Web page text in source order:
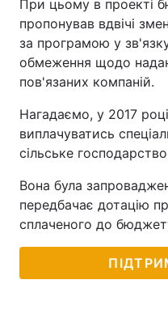
При цьому в проекті
пропонував вдвічі
за програмою у
обмеження щодо
пов'язаних компаній.
Нагадаємо, у 2017
виплачуватись
сільське
Вона була
передбачає дотацію
сплаченого до